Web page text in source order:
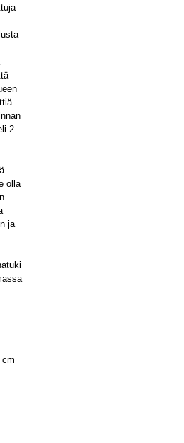
2
olla
ja
cm